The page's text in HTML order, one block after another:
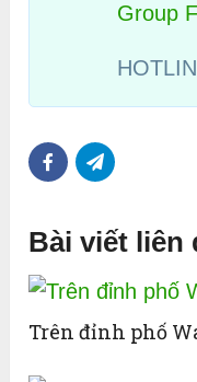
Group
Bài viết liên
Trên đỉnh phố